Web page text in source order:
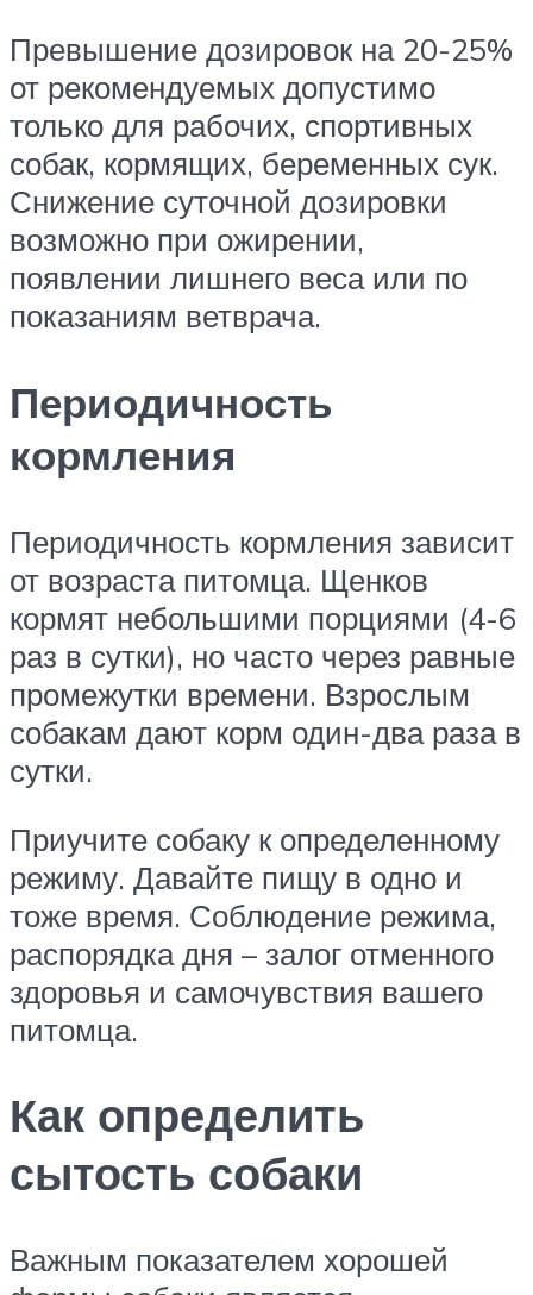
Превышение дозировок на 20-25%
от рекомендуемых допустимо
только для рабочих, спортивных
собак, кормящих, беременных сук.
Снижение суточной дозировки
возможно при ожирении,
появлении лишнего веса или по
показаниям ветврача.
Периодичность
кормления
Периодичность кормления зависит
от возраста питомца. Щенков
кормят небольшими порциями (4-6
раз в сутки), но часто через равные
промежутки времени. Взрослым
собакам дают корм один-два раза в
сутки.
Приучите собаку к определенному
режиму. Давайте пищу в одно и
тоже время. Соблюдение режима,
распорядка дня – залог отменного
здоровья и самочувствия вашего
питомца.
Как определить
сытость собаки
Важным показателем хорошей